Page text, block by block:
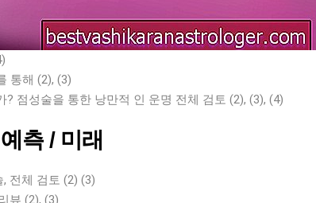
통해 (2), (3)
? 점성술을 통한 낭만적 인 운명 전체 검토 (2), (3), (4)
측 / 미래
전체 검토 (2) (3)
뷰 (2), (3)